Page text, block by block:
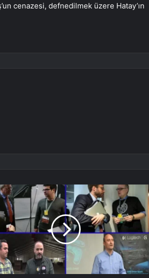
cenazesi, defnedilmek üzere Hatay’ın